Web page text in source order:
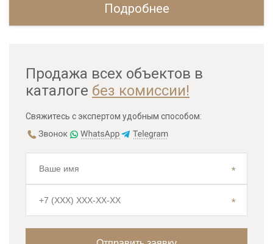
Подробнее
Продажа всех объектов в
каталоге без комиссии!
Свяжитесь с экспертом удобным способом: